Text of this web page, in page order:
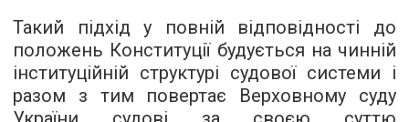
Такий підхід у повній відповідності до
положень Конституції будується на чинній
інституційній структурі судової системи і
разом з тим повертає Верховному суду